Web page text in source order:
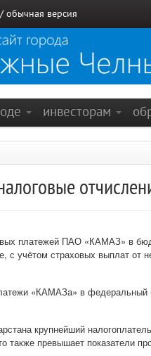
/ обычная версия
инвесторам
платежей ПАО «КАМАЗ» в
учётом страховых выплат от
«КАМАЗа» в федеральный
крупнейший
также превышает показатели